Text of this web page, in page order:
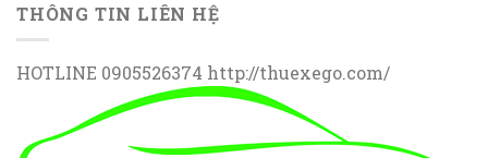
THÔNG TIN LIÊN HỆ
HOTLINE 0905526374 http://thuexego.com/